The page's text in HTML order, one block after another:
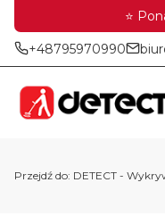
⭐
+48795970990
Przejdź do: DETECT -